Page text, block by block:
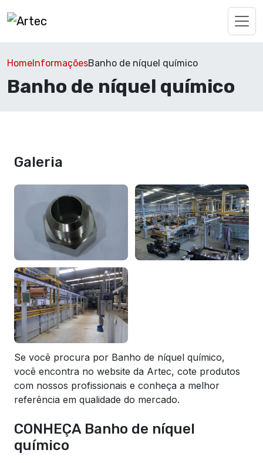
HomeInformaçõesBanho de níquel químico
Banho de níquel químico
Galeria
Se você procura por Banho de níquel químico,
você encontra no website da Artec, cote produtos
com nossos profissionais e conheça a melhor
referência em qualidade do mercado.
CONHEÇA Banho de níquel
químico